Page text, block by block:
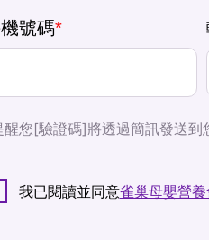
號碼*
醒您[驗證碼]將透過簡訊發送到
我已閱讀並同意雀巢母嬰營